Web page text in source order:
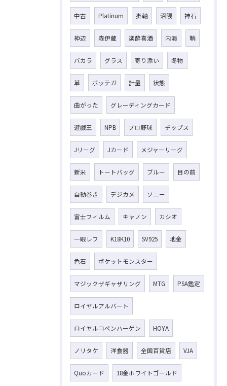
中古 Platinum 掛軸 沼隈 神石
神辺 森伊蔵 楽酔喜酒 内海 鞆
バカラ グラス 寄り添い 冬物
革 ボッテガ 計量 状態
曲がった グレーディングカード
遊戯王 NPB プロ野球 チップス
Jリーグ Jカード メジャーリーグ
新米 トートバッグ ブルー 目の前
自動巻き デジカメ ソニー
富士フィルム キャノン カシオ
一眼レフ K18K10 SV925 地金
色石 ポケットモンスター
マジックザギャザリング MTG PSA鑑定
ロイヤルアルバート
ロイヤルコペンハーゲン HOYA
ノリタケ 洋食器 全国百貨店 VJA
Quoカード 18金ホワイトゴールド